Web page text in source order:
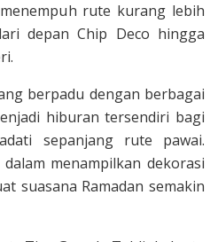
rute kurang lebih
depan Chip Deco hingga
berpadu dengan berbagai
hiburan tersendiri bagi
sepanjang rute pawai.
menampilkan dekorasi
suasana Ramadan semakin